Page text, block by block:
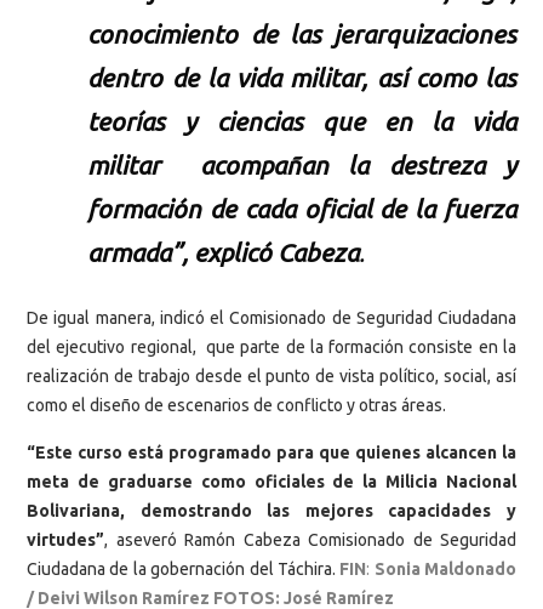
conocimiento de las jerarquizaciones
dentro de la vida militar, así como las
teorías y ciencias que en la vida
militar acompañan la destreza y
formación de cada oficial de la fuerza
armada”, explicó Cabeza.
De igual manera, indicó el Comisionado de Seguridad Ciudadana
del ejecutivo regional, que parte de la formación consiste en la
realización de trabajo desde el punto de vista político, social, así
como el diseño de escenarios de conflicto y otras áreas.
“Este curso está programado para que quienes alcancen la
meta de graduarse como oficiales de la Milicia Nacional
Bolivariana, demostrando las mejores capacidades y
virtudes”, aseveró Ramón Cabeza Comisionado de Seguridad
Ciudadana de la gobernación del Táchira. FIN: Sonia Maldonado
/ Deivi Wilson Ramírez FOTOS: José Ramírez